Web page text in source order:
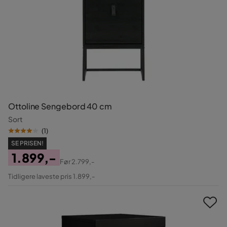
Ottoline Sengebord 40 cm
Sort
(1)
SE PRISEN!
Pris
1.899,-
Original
Før2.799,-
Tidligere laveste pris 1.899,-